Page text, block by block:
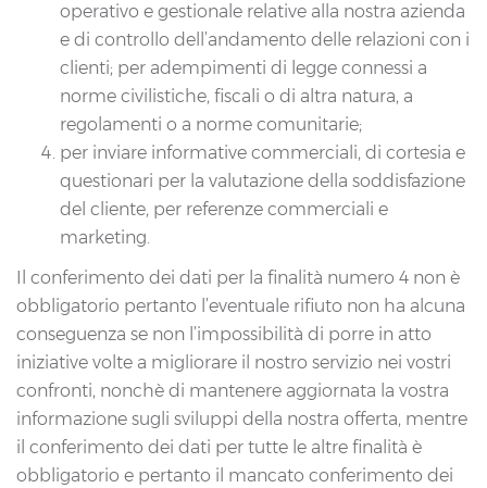
operativo e gestionale relative alla nostra azienda
e di controllo dell’andamento delle relazioni con i
clienti; per adempimenti di legge connessi a
norme civilistiche, fiscali o di altra natura, a
regolamenti o a norme comunitarie;
per inviare informative commerciali, di cortesia e
questionari per la valutazione della soddisfazione
del cliente, per referenze commerciali e
marketing.
Il conferimento dei dati per la finalità numero 4 non è
obbligatorio pertanto l’eventuale rifiuto non ha alcuna
conseguenza se non l’impossibilità di porre in atto
iniziative volte a migliorare il nostro servizio nei vostri
confronti, nonchè di mantenere aggiornata la vostra
informazione sugli sviluppi della nostra offerta, mentre
il conferimento dei dati per tutte le altre finalità è
obbligatorio e pertanto il mancato conferimento dei